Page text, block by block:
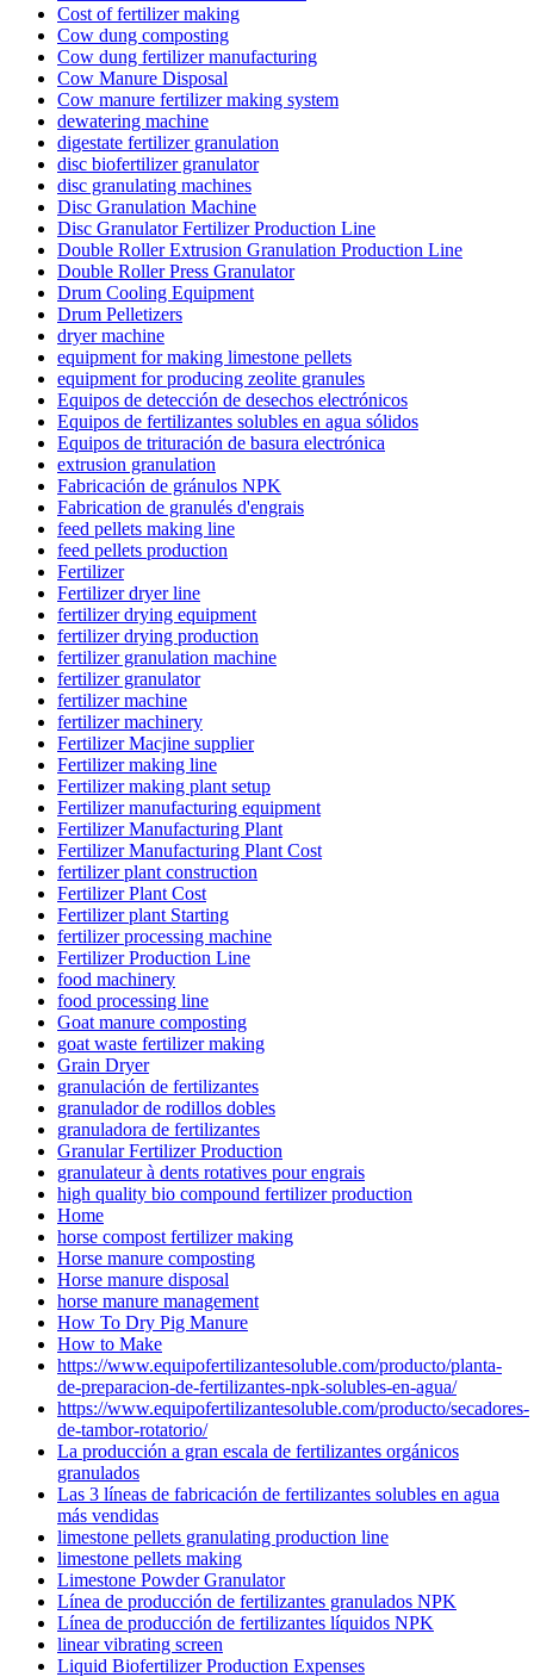
Cost of fertilizer making
Cow dung composting
Cow dung fertilizer manufacturing
Cow Manure Disposal
Cow manure fertilizer making system
dewatering machine
digestate fertilizer granulation
disc biofertilizer granulator
disc granulating machines
Disc Granulation Machine
Disc Granulator Fertilizer Production Line
Double Roller Extrusion Granulation Production Line
Double Roller Press Granulator
Drum Cooling Equipment
Drum Pelletizers
dryer machine
equipment for making limestone pellets
equipment for producing zeolite granules
Equipos de detección de desechos electrónicos
Equipos de fertilizantes solubles en agua sólidos
Equipos de trituración de basura electrónica
extrusion granulation
Fabricación de gránulos NPK
Fabrication de granulés d'engrais
feed pellets making line
feed pellets production
Fertilizer
Fertilizer dryer line
fertilizer drying equipment
fertilizer drying production
fertilizer granulation machine
fertilizer granulator
fertilizer machine
fertilizer machinery
Fertilizer Macjine supplier
Fertilizer making line
Fertilizer making plant setup
Fertilizer manufacturing equipment
Fertilizer Manufacturing Plant
Fertilizer Manufacturing Plant Cost
fertilizer plant construction
Fertilizer Plant Cost
Fertilizer plant Starting
fertilizer processing machine
Fertilizer Production Line
food machinery
food processing line
Goat manure composting
goat waste fertilizer making
Grain Dryer
granulación de fertilizantes
granulador de rodillos dobles
granuladora de fertilizantes
Granular Fertilizer Production
granulateur à dents rotatives pour engrais
high quality bio compound fertilizer production
Home
horse compost fertilizer making
Horse manure composting
Horse manure disposal
horse manure management
How To Dry Pig Manure
How to Make
https://www.equipofertilizantesoluble.com/producto/planta-
de-preparacion-de-fertilizantes-npk-solubles-en-agua/
https://www.equipofertilizantesoluble.com/producto/secadores-
de-tambor-rotatorio/
La producción a gran escala de fertilizantes orgánicos
granulados
Las 3 líneas de fabricación de fertilizantes solubles en agua
más vendidas
limestone pellets granulating production line
limestone pellets making
Limestone Powder Granulator
Línea de producción de fertilizantes granulados NPK
Línea de producción de fertilizantes líquidos NPK
linear vibrating screen
Liquid Biofertilizer Production Expenses